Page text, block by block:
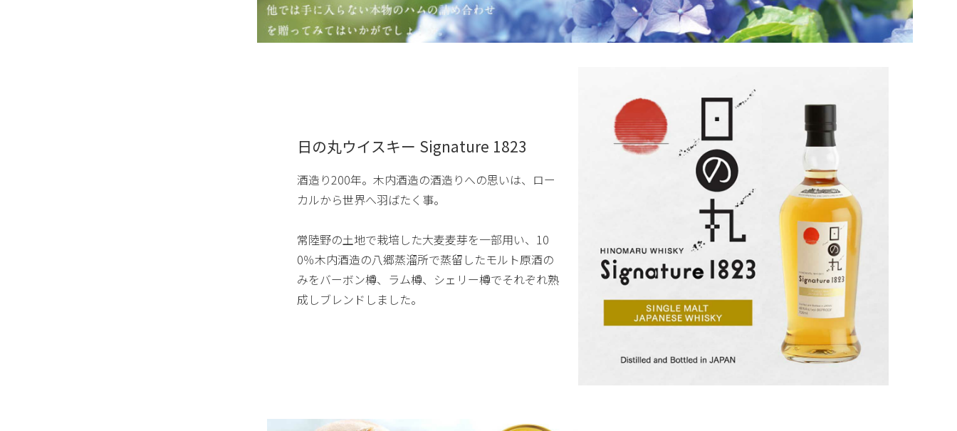
日の丸ウイスキー Signature 1823
酒造り200年。木内酒造の酒造りへの思いは、ロー
カルから世界へ羽ばたく事。
常陸野の土地で栽培した大麦麦芽を一部用い、10
0％木内酒造の八郷蒸溜所で蒸留したモルト原酒の
みをバーボン樽、ラム樽、シェリー樽でそれぞれ熟
成しブレンドしました。